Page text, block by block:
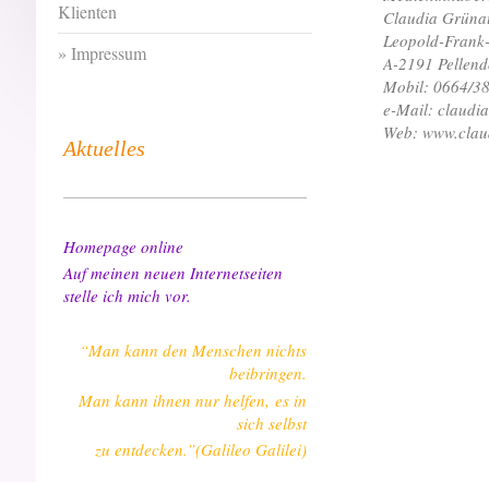
Claudia
Leopold-
A-2191
Mobil: 0664/
e-Mail:
Web:
Klienten
Impressum
Aktuelles
Homepage online
Auf meinen neuen Internetseiten
stelle ich mich vor.
“Man kann den Menschen nichts
beibringen.
Man kann ihnen nur helfen, es in
sich selbst
zu entdecken.”(Galileo Galilei)